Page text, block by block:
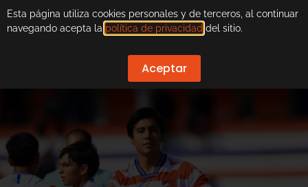
Esta página utiliza cookies personales y de terceros, al continuar
navegando acepta la política de privacidad del sitio.
Aceptar